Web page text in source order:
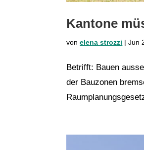
Kantone
vonelena strozzi |Jun
Betrifft: Bauen
der Bauzonen